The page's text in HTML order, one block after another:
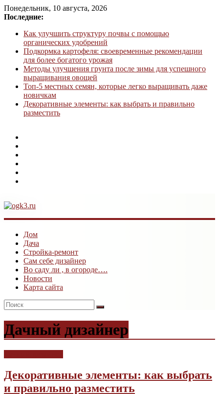
Понедельник, 10 августа, 2026
Последние:
Как улучшить структуру почвы с помощью
органических удобрений
Подкормка картофеля: своевременные рекомендации
для более богатого урожая
Методы улучшения грунта после зимы для успешного
выращивания овощей
Топ-5 местных семян, которые легко выращивать даже
новичкам
Декоративные элементы: как выбрать и правильно
разместить
Дом
дача
Дом
Дача
Стройка-ремонт
Сам себе дизайнер
Во саду ли , в огороде….
Новости
Карта сайта
Дачный дизайнер
Декоративные элементы: как выбрать
и правильно разместить